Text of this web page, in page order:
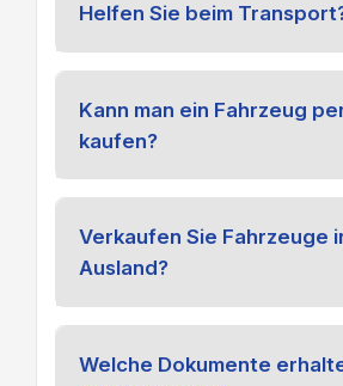
Helfen Sie beim
Kann man ein Fahrzeug
kaufen?
Verkaufen Sie Fahrzeuge
Ausland?
Welche Dokumente